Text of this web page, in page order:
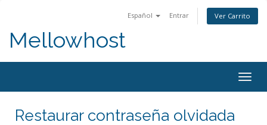
Español Entrar Ver Carrito
Mellowhost
Restaurar contraseña olvidada